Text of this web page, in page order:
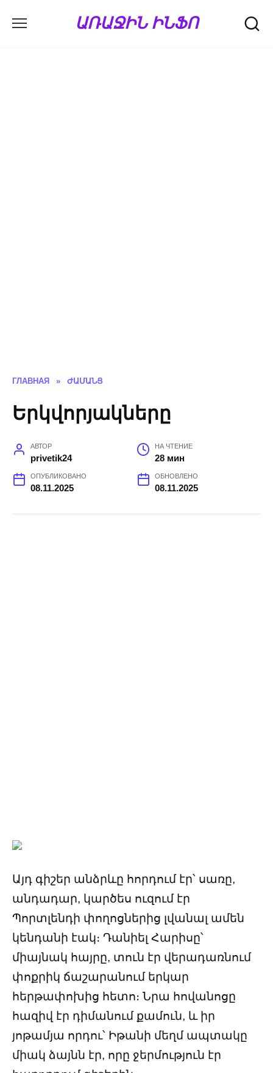
ԱՌԱՋԻՆ ԻՆՖՈ
ГЛАВНАЯ » ԺԱՄԱՆՑ
Երկվորյակները
АВТОР
privetik24
НА ЧТЕНИЕ
28 мин
ОПУБЛИКОВАНО
08.11.2025
ОБНОВЛЕНО
08.11.2025
Այդ գիշեր անձրևը հորդում էր՝ սառը,
անդադար, կարծես ուզում էր
Պորտլենդի փողոցներից լվանալ ամեն
կենդանի էակ։ Դանիել Հարիսը՝
միայնակ հայրը, տուն էր վերադառնում
փոքրիկ ճաշարանում երկար
հերթափոխից հետո։ Նրա հովանոցը
հազիվ էր դիմանում քամուն, և իր
յոթամյա որդու՝ Իթանի մեղմ ապտակը
միակ ձայնն էր, որը ջերմություն էր